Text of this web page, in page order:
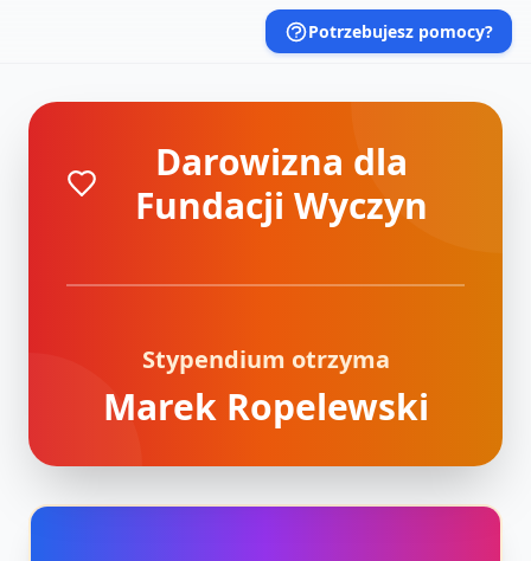
Potrzebujesz pomocy?
Darowizna dla
Fundacji Wyczyn
Stypendium otrzyma
Marek Ropelewski